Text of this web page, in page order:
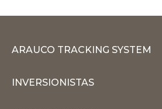
ARAUCO TRACKING SYSTEM
INVERSIONISTAS